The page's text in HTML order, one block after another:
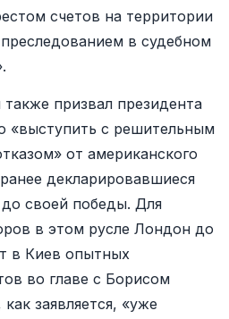
счетов на территории
в судебном
призвал президента
«выступить с решительным
от американского
декларировавшиеся
своей победы. Для
в этом русле Лондон до
в Киев опытных
во главе с Борисом
заявляется, «уже